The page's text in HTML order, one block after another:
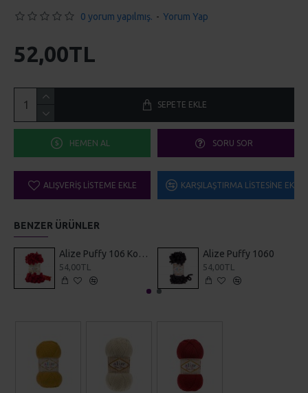
0 yorum yapılmış. - Yorum Yap
52,00TL
SEPETE EKLE
HEMEN AL SORU SOR
ALIŞVERIŞ LISTEME EKLE KARŞILAŞTIRMA LISTESINE EKLE
BENZER ÜRÜNLER
Alize Puffy 106 Koyu Kırmızı
54,00TL
Alize Puffy 1060
54,00TL